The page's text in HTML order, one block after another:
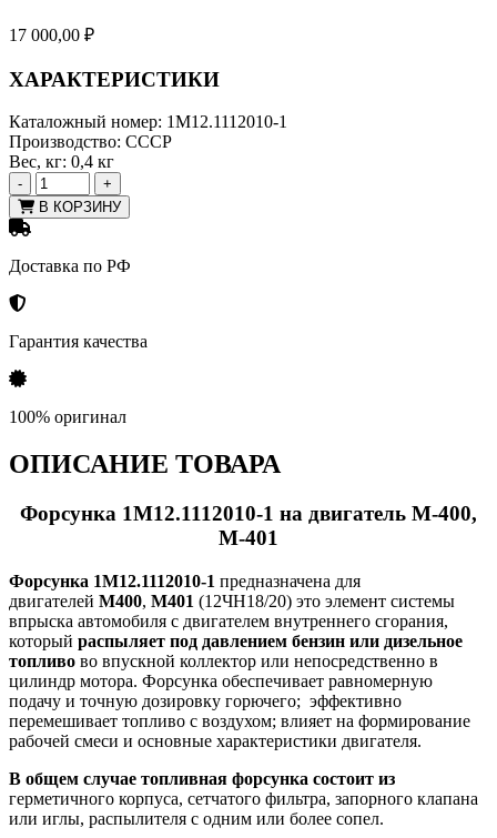
17 000,00 ₽
ХАРАКТЕРИСТИКИ
Каталожный номер: 1М12.1112010-1
Производство: СССР
Вес, кг: 0,4 кг
-
+
В КОРЗИНУ
Доставка по РФ
Гарантия качества
100% оригинал
ОПИСАНИЕ ТОВАРА
Форсунка 1М12.1112010-1 на двигатель М-400,
М-401
Форсунка 1М12.1112010-1 предназначена для
двигателей М400, М401 (12ЧН18/20) это элемент системы
впрыска автомобиля с двигателем внутреннего сгорания,
который распыляет под давлением бензин или дизельное
топливо во впускной коллектор или непосредственно в
цилиндр мотора. Форсунка обеспечивает равномерную
подачу и точную дозировку горючего; эффективно
перемешивает топливо с воздухом; влияет на формирование
рабочей смеси и основные характеристики двигателя.
В общем случае топливная форсунка состоит из
герметичного корпуса, сетчатого фильтра, запорного клапана
или иглы, распылителя с одним или более сопел.